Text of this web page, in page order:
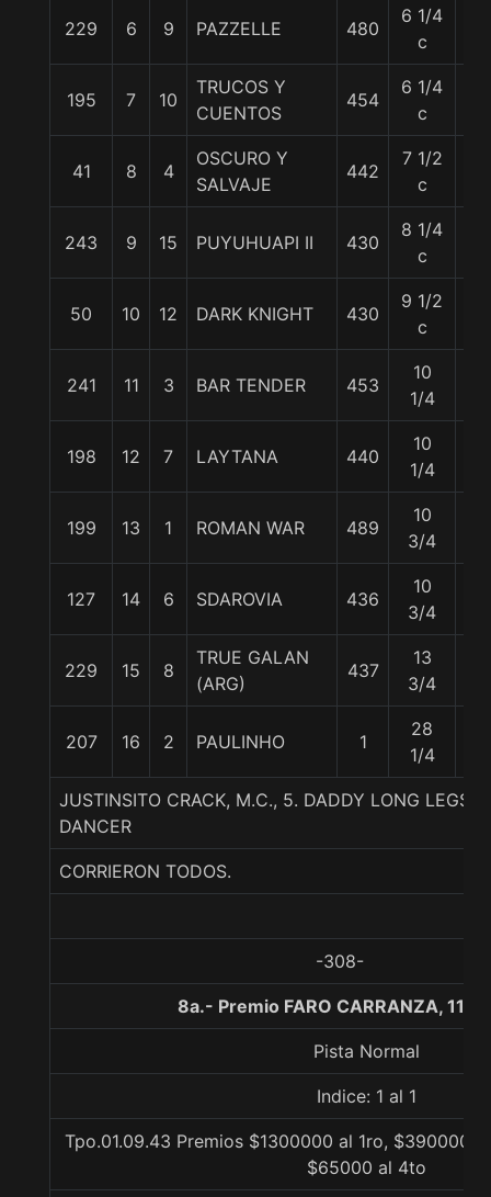
229 6 9 PAZZELLE 480
6 1/4
c
195 7 10
TRUCOS Y
CUENTOS
454
6 1/4
c
41 8 4
OSCURO Y
SALVAJE
442
7 1/2
c
243 9 15 PUYUHUAPI II 430
8 1/4
c
50 10 12 DARK KNIGHT 430
9 1/2
c
241 11 3 BAR TENDER 453
10
1/4
198 12 7 LAYTANA 440
10
1/4
199 13 1 ROMAN WAR 489
10
3/4
127 14 6 SDAROVIA 436
10
3/4
229 15 8
TRUE GALAN
(ARG)
437
13
3/4
207 16 2 PAULINHO 1
28
1/4
JUSTINSITO CRACK, M.C., 5. DADDY LONG LEGS-
DANCER
CORRIERON TODOS.
-308-
8a.- Premio FARO CARRANZA,
Pista Normal
Indice: 1 al 1
Tpo.01.09.43 Premios $1300000 al 1ro, $390000
$65000 al 4to